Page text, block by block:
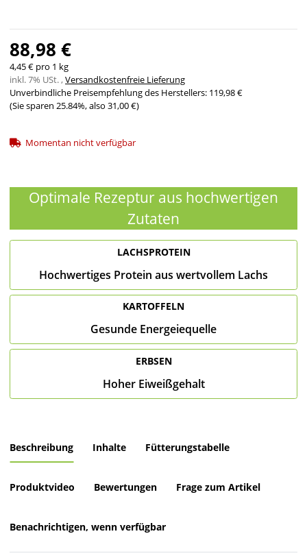
88,98 €
4,45 € pro 1 kg
inkl. 7% USt. ,Versandkostenfreie Lieferung
Unverbindliche Preisempfehlung des Herstellers: 119,98 €
(Sie sparen 25.84%, also 31,00 €)
Momentan nicht verfügbar
Optimale Rezeptur aus hochwertigen
Zutaten
LACHSPROTEIN
Hochwertiges Protein aus wertvollem Lachs
KARTOFFELN
Gesunde Energeiequelle
ERBSEN
Hoher Eiweißgehalt
Beschreibung Inhalte Fütterungstabelle
Produktvideo Bewertungen Frage zum Artikel
Benachrichtigen, wenn verfügbar